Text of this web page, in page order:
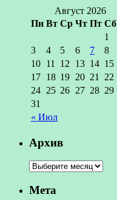
Август 2026
Пн Вт Ср Чт Пт Сб
« Июл
1
3
4 5 6 7 8
10 11 12 13 14 15
17 18 19 20 21 22
24 25 26 27 28 29
31
Архив
Мета